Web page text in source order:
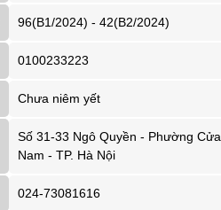
96(B1/2024) - 42(B2/2024)
0100233223
Chưa niêm yết
Số 31-33 Ngô Quyền - Phường Cửa
Nam - TP. Hà Nội
024-73081616